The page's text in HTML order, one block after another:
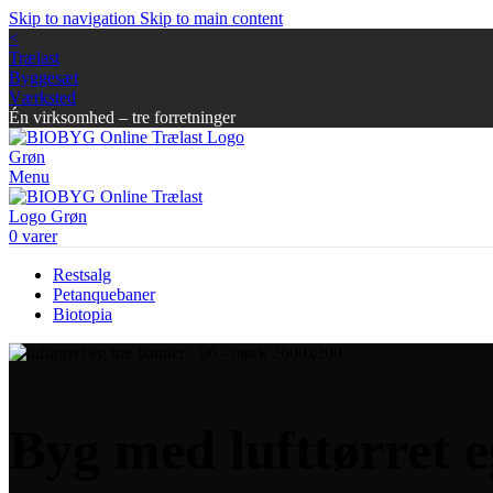
Skip to navigation Skip to main content
<
Trælast
Byggesæt
Værksted
Én virksomhed – tre forretninger
Menu
0 varer
Restsalg
Petanquebaner
Biotopia